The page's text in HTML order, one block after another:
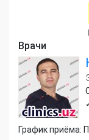
Врачи
График приёма: